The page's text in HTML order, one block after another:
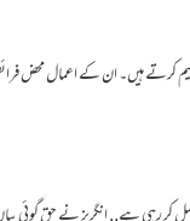
کرتے ہیں۔ ان کے اعمال محض